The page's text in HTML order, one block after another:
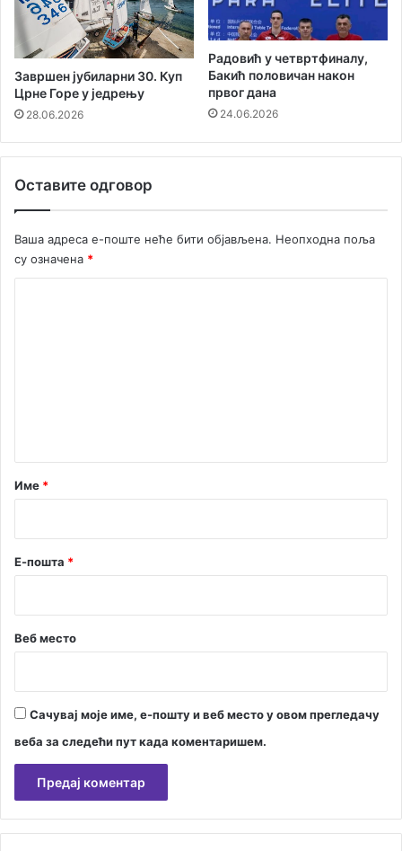
е
г
н
в
к
у
б
л
Завршен јубиларни 30. Куп
Црне Горе у једрењу
28.06.2026
Радовић у четвртфиналу,
Бакић половичан након
првог дана
24.06.2026
Оставите одговор
Ваша адреса е-поште неће бити објављена. Неопходна поља
су означена *
р
Име *
Е-пошта *
Веб место
Сачувај моје име, е-пошту и веб место у овом прегледачу
веба за следећи пут када коментаришем.